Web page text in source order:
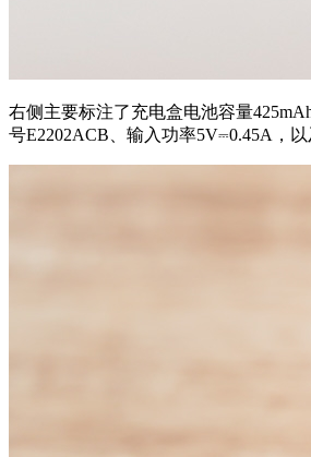
右侧主要标注了充电盒电池容量
号E2202ACB、输入功率5V⎓0.45A，以